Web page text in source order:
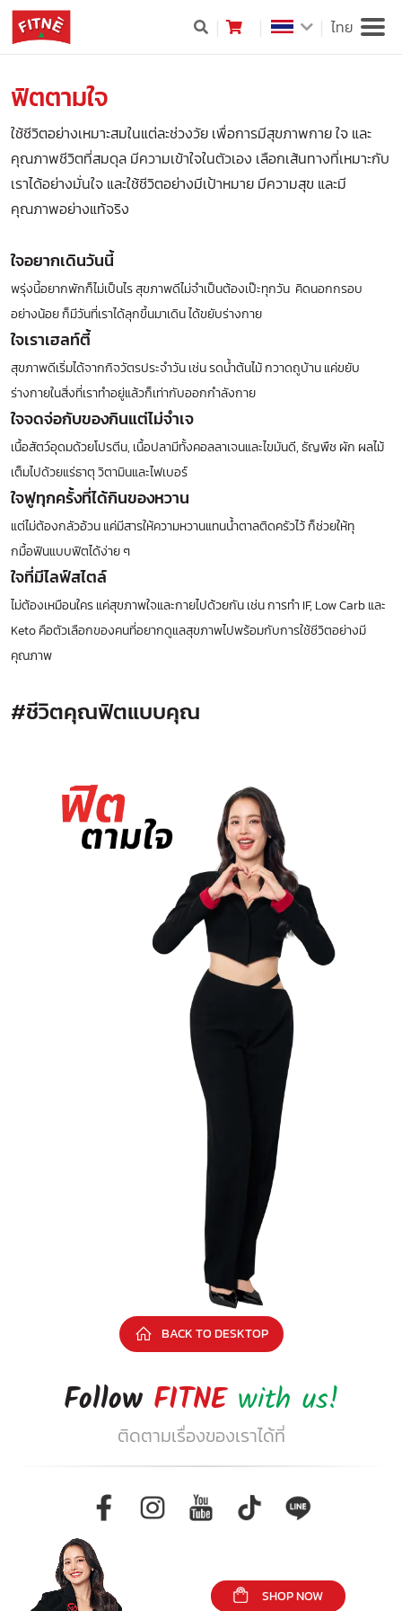
ไทย
ฟิตตามใจ
ใช้ชีวิตอย่างเหมาะสมในแต่ละช่วงวัย เพื่อการมีสุขภาพกาย ใจ และ
คุณภาพชีวิตที่สมดุล มีความเข้าใจในตัวเอง เลือกเส้นทางที่เหมาะกับ
เราได้อย่างมั่นใจ และใช้ชีวิตอย่างมีเป้าหมาย มีความสุข และมี
คุณภาพอย่างแท้จริง
ใจอยากเดินวันนี้
พรุ่งนี้อยากพักก็ไม่เป็นไร สุขภาพดีไม่จำเป็นต้องเป๊ะทุกวัน คิดนอกกรอบ
อย่างน้อย ก็มีวันที่เราได้ลุกขึ้นมาเดิน ได้ขยับร่างกาย
ใจเราเฮลท์ตี้
สุขภาพดีเริ่มได้จากกิจวัตรประจำวัน เช่น รดน้ำต้นไม้ กวาดถูบ้าน แค่ขยับ
ร่างกายในสิ่งที่เราทำอยู่แล้วก็เท่ากับออกกำลังกาย
ใจจดจ่อกับของกินแต่ไม่จำเจ
เนื้อสัตว์อุดมด้วยโปรตีน, เนื้อปลามีทั้งคอลลาเจนและไขมันดี, ธัญพืช ผัก ผลไม้
เต็มไปด้วยแร่ธาตุ วิตามินและไฟเบอร์
ใจฟูทุกครั้งที่ได้กินของหวาน
แต่ไม่ต้องกลัวอ้วน แค่มีสารให้ความหวานแทนน้ำตาลติดครัวไว้ ก็ช่วยให้ทุ
กมื้อฟินแบบฟิตได้ง่าย ๆ
ใจที่มีไลฟ์สไตล์
ไม่ต้องเหมือนใคร แค่สุขภาพใจและกายไปด้วยกัน เช่น การทำ IF, Low Carb และ
Keto คือตัวเลือกของคนที่อยากดูแลสุขภาพไปพร้อมกับการใช้ชีวิตอย่างมี
คุณภาพ
#ชีวิตคุณฟิตแบบคุณ
BACK TO DESKTOP
Follow FITNE with us!
ติดตามเรื่องของเราได้ที่
SHOP NOW